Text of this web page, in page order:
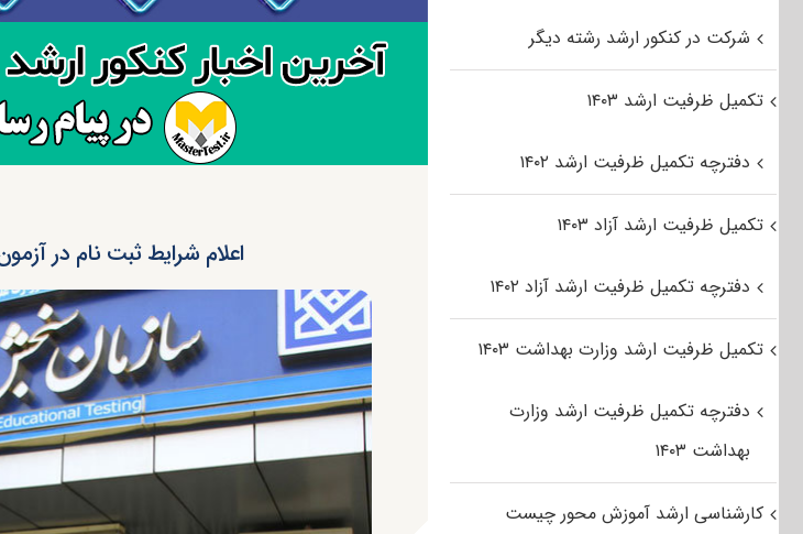
اعلام شرایط ثبت نام در
شرکت در کنکور ارشد رشته دیگر
تکمیل ظرفیت ارشد ۱۴۰۳
دفترچه تکمیل ظرفیت ارشد ۱۴۰۲
تکمیل ظرفیت ارشد آزاد ۱۴۰۳
دفترچه تکمیل ظرفیت ارشد آزاد ۱۴۰۲
تکمیل ظرفیت ارشد وزارت بهداشت ۱۴۰۳
دفترچه تکمیل ظرفیت ارشد وزارت
بهداشت ۱۴۰۳
کارشناسی ارشد آموزش محور چیست